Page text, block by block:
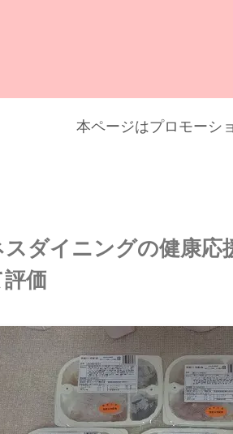
本ページはプロモーシ
ダイニングの健康応
価